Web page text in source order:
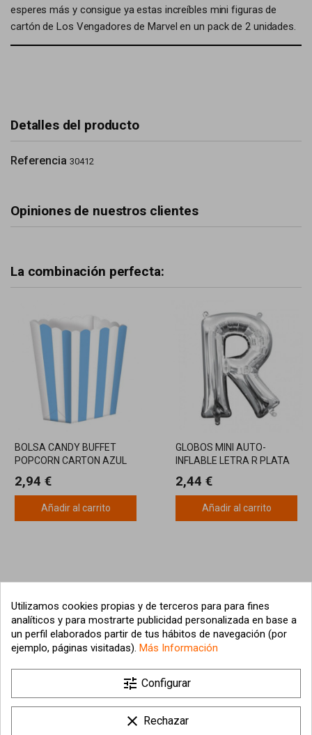
esperes más y consigue ya estas increíbles mini figuras de
cartón de Los Vengadores de Marvel en un pack de 2 unidades.
Detalles del producto
Referencia 30412
Opiniones de nuestros clientes
La combinación perfecta:
BOLSA CANDY BUFFET
POPCORN CARTON AZUL
2,94 €
Añadir al carrito
GLOBOS MINI AUTO-
INFLABLE LETRA R PLATA
2,44 €
Añadir al carrito
Utilizamos cookies propias y de terceros para para fines
analíticos y para mostrarte publicidad personalizada en base a
un perfil elaborados partir de tus hábitos de navegación (por
ejemplo, páginas visitadas). Más Información
tune Configurar
clear Rechazar